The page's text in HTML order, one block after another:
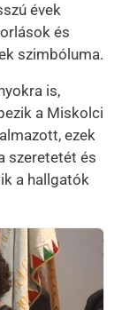
évek
és
szimbóluma.
is,
a Miskolci
ezek
szeretetét és
a hallgatók